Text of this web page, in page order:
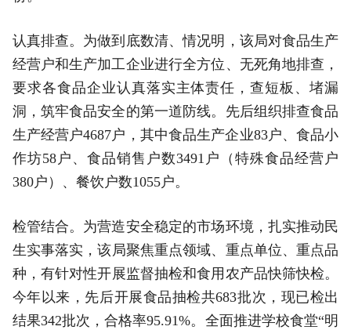
认真排查。为做到底数清、情况明，该局对食品生产
经营户和生产加工企业进行全方位、无死角地排查，
要求各食品企业认真落实主体责任，查短板、堵漏
洞，筑牢食品安全的第一道防线。先后组织排查食品
生产经营户4687户，其中食品生产企业83户、食品小
作坊58户、食品销售户数3491户（特殊食品经营户
380户）、餐饮户数1055户。
检管结合。为营造安全稳定的市场环境，扎实推动民
生实事落实 ，该局聚焦重点领域、重点单位、重点品
种，有针对性开展监督抽检和食用农产品快筛快检。
今年以来，先后开展食品抽检共683批次，现已检出
结果342批次，合格率95.91%。全面推进学校食堂“明